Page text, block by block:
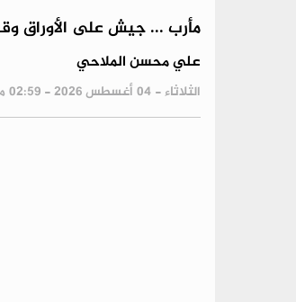
مأرب ... جيش على الأوراق
علي محسن الملاحي
الثلاثاء - 04 أغسطس 2026 - 02:59 م